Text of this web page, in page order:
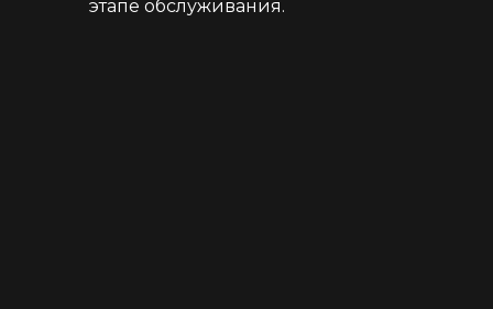
этапе обслуживания.